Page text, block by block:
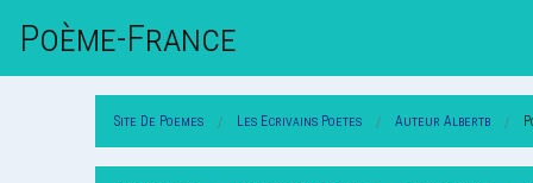
Poème-FrAnce
Site De Poemes Les Ecrivains Poetes Auteur Albertb